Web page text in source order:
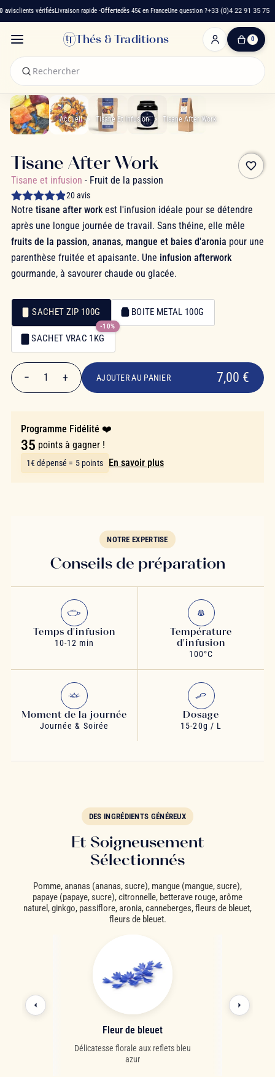
clients vérifiésLivraison rapide -Offertedès 45€ en FranceUne question ?+33 (0)4 22 91 35 75
Thés & Traditions 0
0
panier
Accueil Tisane Et Infusion Tisane After Work
favorite_border
Tisane After Work
Tisane et infusion - Fruit de la passion
20 avis
Notre tisane after workest l'infusion idéale pour se détendre
après une longue journée de travail. Sans théine, elle mêle
fruits de la passion, ananas, mangue et baies d'aronia pour une
parenthèse fruitée et apaisante. Une infusion afterwork
gourmande, à savourer chaude ou glacée.
Emballage
Emballage
SACHET ZIP 100G BOITE METAL 100G
SACHET VRAC 1KG
-10%
7,00 €
− 1 + AJOUTER AU PANIER 7,00 €
Programme Fidélité ❤️
35 points à gagner !
1€ dépensé = 5 points En savoir plus
NOTRE EXPERTISE
Conseils de préparation
Temps d'infusion
10-12 min
Température
d'infusion
100°C
Moment de la journée
Journée & Soirée
Dosage
15-20g / L
DES INGRÉDIENTS GÉNÉREUX
Et Soigneusement
Sélectionnés
Fleur de bleuet
Délicatesse florale aux reflets bleu
azur
Pomme, ananas (ananas, sucre), mangue (mangue, sucre),
papaye (papaye, sucre), citronnelle, betterave rouge, arôme
naturel, ginkgo, passiflore, aronia, canneberges, fleurs de bleuet,
fleurs de bleuet.